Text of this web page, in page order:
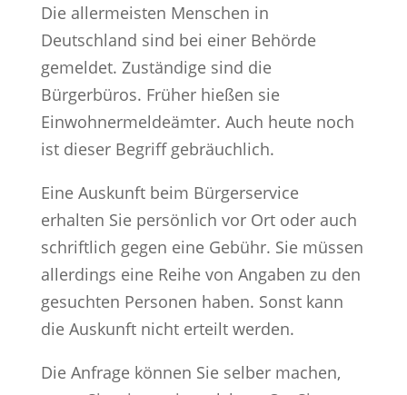
Die allermeisten Menschen in
Deutschland sind bei einer Behörde
gemeldet. Zuständige sind die
Bürgerbüros. Früher hießen sie
Einwohnermeldeämter. Auch heute noch
ist dieser Begriff gebräuchlich.
Eine Auskunft beim Bürgerservice
erhalten Sie persönlich vor Ort oder auch
schriftlich gegen eine Gebühr. Sie müssen
allerdings eine Reihe von Angaben zu den
gesuchten Personen haben. Sonst kann
die Auskunft nicht erteilt werden.
Die Anfrage können Sie selber machen,